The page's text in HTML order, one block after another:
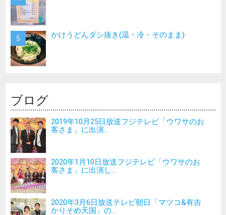
かけうどんダシ抜き(温・冷・そのまま)
ブログ
2019年10月25日放送フジテレビ「ウワサのお
客さま」に出演...
2020年1月10日放送フジテレビ「ウワサのお
客さま」に出演し...
2020年3月6日放送テレビ朝日「マツコ&有吉
かりそめ天国」の...